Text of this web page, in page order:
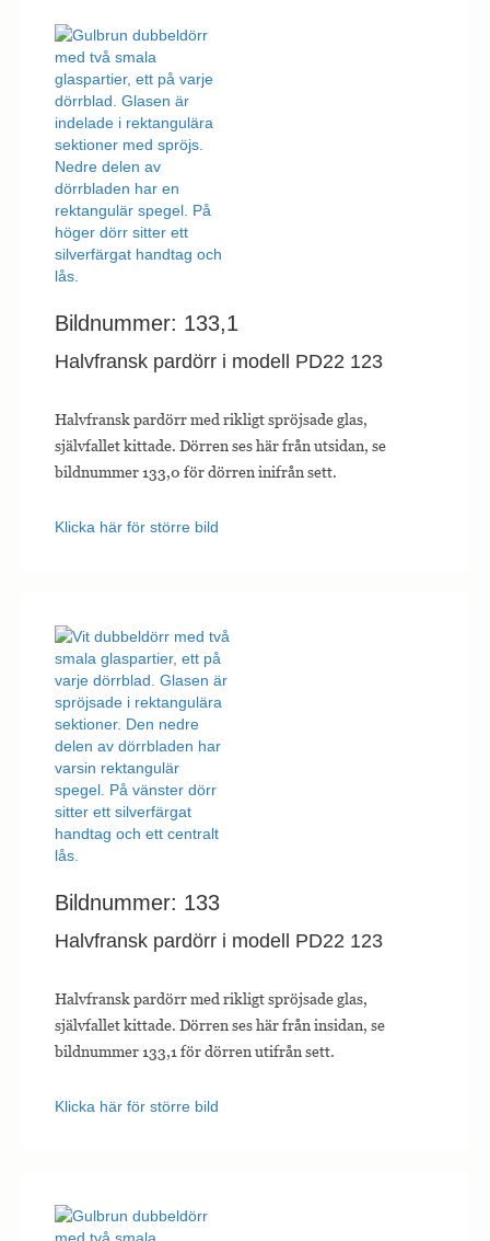
Bildnummer: 133,1
Halvfransk pardörr i modell PD22 123
Halvfransk pardörr med rikligt spröjsade glas,
självfallet kittade. Dörren ses här från utsidan, se
bildnummer 133,0 för dörren inifrån sett.
Klicka här för större bild
Bildnummer: 133
Halvfransk pardörr i modell PD22 123
Halvfransk pardörr med rikligt spröjsade glas,
självfallet kittade. Dörren ses här från insidan, se
bildnummer 133,1 för dörren utifrån sett.
Klicka här för större bild